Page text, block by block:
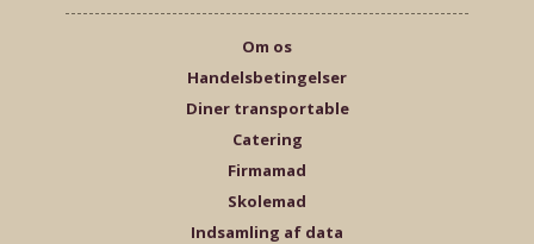
Om os
Handelsbetingelser
Diner transportable
Catering
Firmamad
Skolemad
Indsamling af data